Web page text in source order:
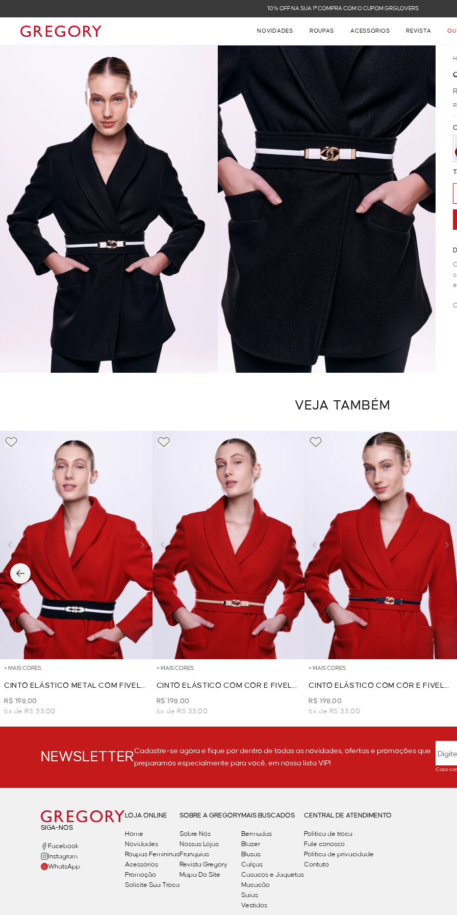
10% OFF NA SUA 1ª COMPRA COM O CUPOM GRGLOVERS
NOVIDADES ROUPAS ACESSÓRIOS REVISTA
VEJA TAMBÉM
+ MAIS CORES
CINTO ELÁSTICO METAL COM FIVELA
ESMALTADA - BRANCO
R$ 198,00
6x de R$ 33,00
+ MAIS CORES
CINTO ELÁSTICO COM COR E FIVELA
- BEGE
R$ 198,00
6x de R$ 33,00
+ MAIS CORES
CINTO ELÁSTICO COM COR E FIVELA
- MARINHO
R$ 198,00
6x de R$ 33,00
NEWSLETTERCadastre-se agora e fique por dentro de todas as novidades, ofertas e promoções que
preparamos especialmente para você, em nossa lista VIP!
Caso
SIGA-NOS
Facebook
Instagram
WhatsApp
LOJA ONLINE
Home
Novidades
Roupas Femininas
Acessórios
Promoção
Solicite Sua Troca
SOBRE A GREGORY
Sobre Nós
Nossas Lojas
Franquias
Revista Gregory
Mapa Do Site
MAIS BUSCADOS
Bermudas
Blazer
Blusas
Calças
Casacos e Jaquetas
Macacão
Saias
Vestidos
CENTRAL DE ATENDIMENTO
Política de troca
Fale conosco
Politica de privacidade
Contato